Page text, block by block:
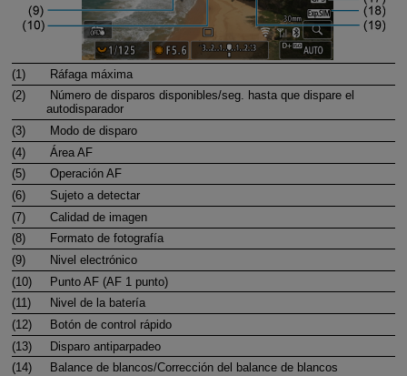
(1)
Ráfaga máxima
(2)
Número de disparos disponibles/seg. hasta que dispare el
autodisparador
(3)
Modo de disparo
(4)
Área AF
(5)
Operación AF
(6)
Sujeto a detectar
(7)
Calidad de imagen
(8)
Formato de fotografía
(9)
Nivel electrónico
(10)
Punto AF (AF 1 punto)
(11)
Nivel de la batería
(12)
Botón de control rápido
(13)
Disparo antiparpadeo
(14)
Balance de blancos/Corrección del balance de blancos